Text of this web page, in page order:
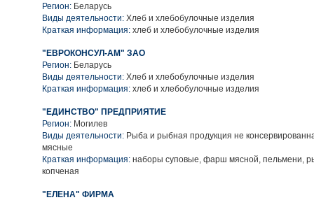
Регион: Беларусь
Виды деятельности: Хлеб и хлебобулочные изделия
Краткая информация: хлеб и хлебобулочные изделия
"ЕВРОКОНСУЛ-АМ" ЗАО
Регион: Беларусь
Виды деятельности: Хлеб и хлебобулочные изделия
Краткая информация: хлеб и хлебобулочные изделия
"ЕДИНСТВО" ПРЕДПРИЯТИЕ
Регион: Могилев
Виды деятельности: Рыба и рыбная продукция не
мясные
Краткая информация: наборы суповые, фарш мясной, пельмени,
копченая
"ЕЛЕНА" ФИРМА